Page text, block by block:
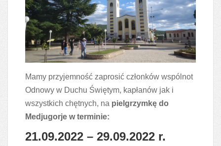
Mamy przyjemność zaprosić członków wspólnot
Odnowy w Duchu Świętym, kapłanów jak i
wszystkich chętnych, na pielgrzymkę do
Medjugorje w terminie:
21.09.2022 – 29.09.2022 r.